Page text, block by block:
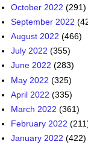
October 2022 (291)
September 2022
August 2022 (466)
July 2022 (355)
June 2022 (283)
May 2022 (325)
April 2022 (335)
March 2022 (361)
February 2022
January 2022 (422)